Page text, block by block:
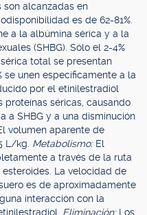
son alcanzadas en
es de 62-81%.
a la albúmina sérica y a la
(SHBG). Sólo el 2-4%
total se presentan
unen específicamente a la
por el etinilestradiol
proteínas séricas, causando
a SHBG y a una disminución
volumen aparente de
L/kg. Metabolismo: El
a través de la ruta
La velocidad de
es de aproximadamente
interacción con la
Eliminación: Los